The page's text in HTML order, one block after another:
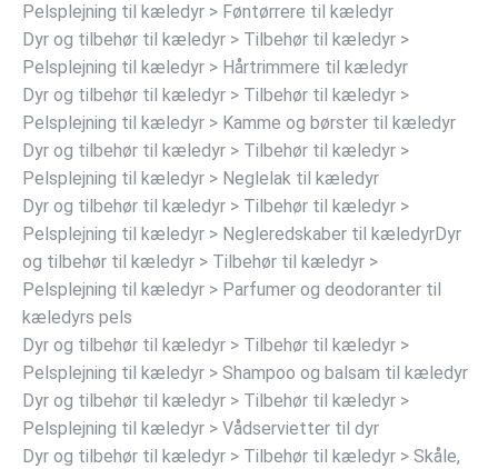
Pelsplejning til kæledyr > Føntørrere til kæledyr
Dyr og tilbehør til kæledyr > Tilbehør til kæledyr >
Pelsplejning til kæledyr > Hårtrimmere til kæledyr
Dyr og tilbehør til kæledyr > Tilbehør til kæledyr >
Pelsplejning til kæledyr > Kamme og børster til kæledyr
Dyr og tilbehør til kæledyr > Tilbehør til kæledyr >
Pelsplejning til kæledyr > Neglelak til kæledyr
Dyr og tilbehør til kæledyr > Tilbehør til kæledyr >
Pelsplejning til kæledyr > Negleredskaber til kæledyrDyr
og tilbehør til kæledyr > Tilbehør til kæledyr >
Pelsplejning til kæledyr > Parfumer og deodoranter til
kæledyrs pels
Dyr og tilbehør til kæledyr > Tilbehør til kæledyr >
Pelsplejning til kæledyr > Shampoo og balsam til kæledyr
Dyr og tilbehør til kæledyr > Tilbehør til kæledyr >
Pelsplejning til kæledyr > Vådservietter til dyr
Dyr og tilbehør til kæledyr > Tilbehør til kæledyr > Skåle,